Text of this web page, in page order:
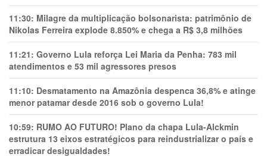
11:30: Milagre da multiplicação bolsonarista: patrimônio de
Nikolas Ferreira explode 8.850% e chega a R$ 3,8 milhões
11:21: Governo Lula reforça Lei Maria da Penha: 783 mil
atendimentos e 53 mil agressores presos
11:10: Desmatamento na Amazônia despenca 36,8% e atinge
menor patamar desde 2016 sob o governo Lula!
10:59: RUMO AO FUTURO! Plano da chapa Lula-Alckmin
estrutura 13 eixos estratégicos para reindustrializar o país e
erradicar desigualdades!